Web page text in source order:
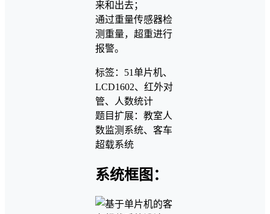
来和出去；
通过重量传感器检
测重量，超重进行
报警。
标签：51单片机、
LCD1602、红外对
管、人数统计
题目扩展：教室人
数监测系统、客车
超载系统
系统框图：